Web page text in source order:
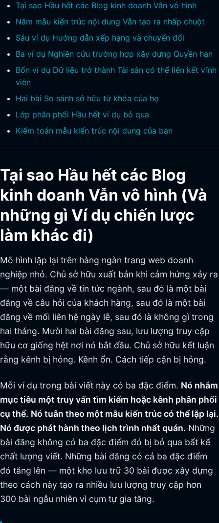
Tại sao Hầu hết các Blog kinh doanh Vẫn vô hình
Năm mẫu kiến trúc nội dung Vẫn tạo ra nhấp chuột
Sáu ví dụ Hướng dẫn xếp hạng và chuyển đổi
Ba ví dụ Nghiên cứu trường hợp xây dựng Quyền hạn
Bốn ví dụ Dữ liệu trở thành Tài sản có thể liên kết vĩnh
viễn
Hai bài So sánh sở hữu từ khóa của họ
Lớp phân phối Hầu hết ví dụ bỏ qua
Kiểm toán mẫu kiến trúc nội dung của bạn
Tại sao Hầu hết các Blog
kinh doanh Vẫn vô hình (Và
những gì Ví dụ chiến lược
làm khác đi)
Mô hình lặp lại trên hàng ngàn trang web doanh
nghiệp nhỏ. Chủ sở hữu xuất bản khi cảm hứng xảy ra
— một bài đăng về tin tức ngành, sau đó là một bài
đăng về câu hỏi của khách hàng, sau đó là một bài
đăng về mối liên hệ ngày lễ, sau đó là không gì trong
hai tháng. Mười hai bài đăng sau, lưu lượng truy cập
hữu cơ giống hệt nơi nó bắt đầu. Chủ sở hữu kết luận
rằng kênh bị hỏng. Kênh ổn. Cách tiếp cận bị hỏng.
Mỗi ví dụ trong bài viết này có ba đặc điểm. Nó nhắm
mục tiêu một truy vấn tìm kiếm hoặc kênh phân phối
cụ thể. Nó tuân theo một mẫu kiến trúc có thể lặp lại.
Nó được phát hành theo lịch trình nhất quán. Những
bài đăng không có ba đặc điểm đó bị bỏ qua bất kể
chất lượng viết. Những bài đăng có cả ba đặc điểm
đó tăng lên — một kho lưu trữ 30 bài được xây dựng
theo cách này tạo ra nhiều lưu lượng truy cập hơn
300 bài ngẫu nhiên vì cụm tự gia tăng.